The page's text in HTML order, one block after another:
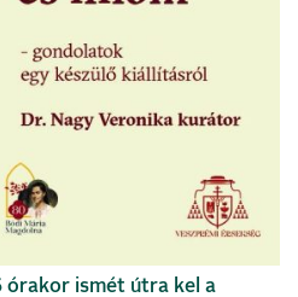
órakor ismét útra kel a